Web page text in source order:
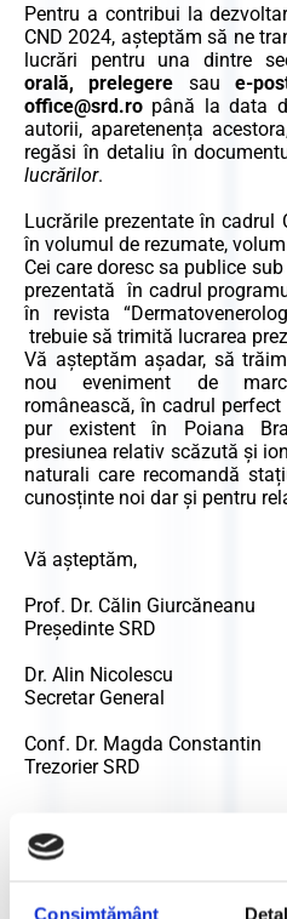
Consimțământ
Pentru a contribui la
CND 2024, așteptăm să ne
lucrări pentru una dintre
orală, prelegere sau e-
office@srd.ro până la data
autorii, aparetenența
regăsi în detaliu în
lucrărilor.
Lucrările prezentate în cadrul
în volumul de rezumate,
Cei care doresc sa publice
prezentată în cadrul
în revista “
trebuie să trimită lucrarea
Vă așteptăm așadar, să
nou eveniment de
românească, în cadrul
pur existent în Poiana
presiunea relativ scăzută și
naturali care recomandă
cunosținte noi dar și pentru
Vă aşteptăm,
Prof. Dr. Călin Giurcăneanu
Preşedinte SRD
Dr. Alin Nicolescu
Secretar General
Conf. Dr. Magda Constantin
Trezorier SRD